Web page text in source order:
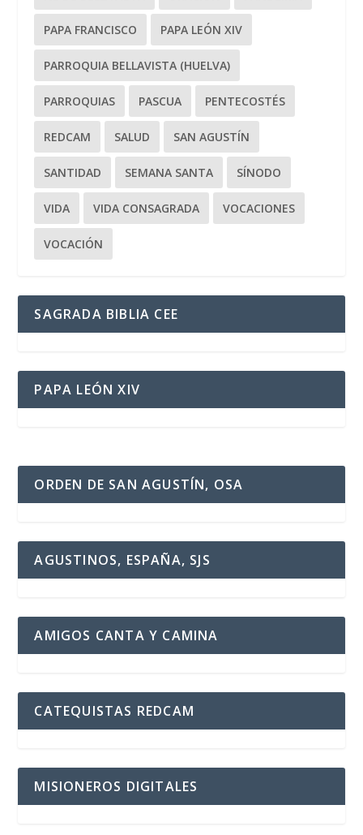
PAPA FRANCISCO PAPA LEÓN XIV
PARROQUIA BELLAVISTA (HUELVA)
PARROQUIAS PASCUA PENTECOSTÉS
REDCAM SALUD SAN AGUSTÍN
SANTIDAD SEMANA SANTA SÍNODO
VIDA VIDA CONSAGRADA VOCACIONES
VOCACIÓN
SAGRADA BIBLIA CEE
PAPA LEÓN XIV
ORDEN DE SAN AGUSTÍN, OSA
AGUSTINOS, ESPAÑA, SJS
AMIGOS CANTA Y CAMINA
CATEQUISTAS REDCAM
MISIONEROS DIGITALES